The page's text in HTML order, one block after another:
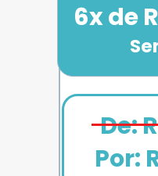
6x de
De:
Por: